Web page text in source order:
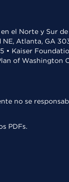
el Norte y Sur
Atlanta, GA
Kaiser
of Washington
no se
PDFs.